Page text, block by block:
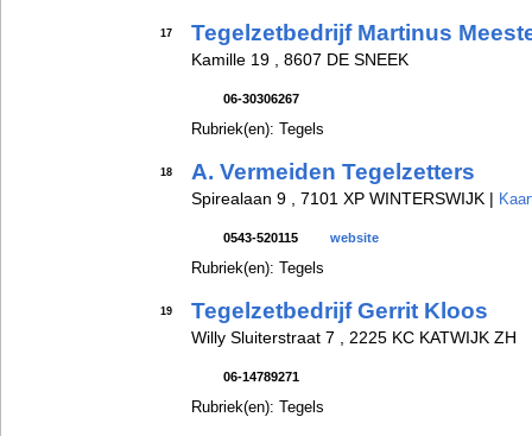
17 Tegelzetbedrijf Martinus
Kamille 19 , 8607 DE SNEEK
06-30306267
Rubriek(en): Tegels
18 A. Vermeiden Tegelzetters
Spirealaan 9 , 7101 XP WINTERSWIJK |
0543-520115 website
Rubriek(en): Tegels
19 Tegelzetbedrijf Gerrit Kloos
Willy Sluiterstraat 7 , 2225 KC KATWIJK ZH
06-14789271
Rubriek(en): Tegels